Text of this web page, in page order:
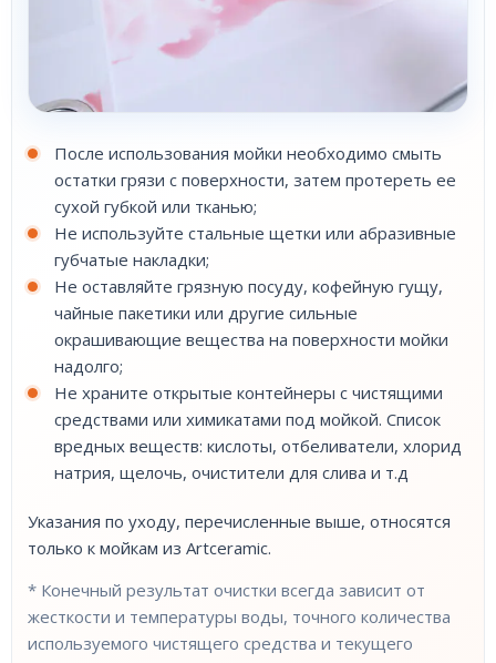
После использования мойки необходимо смыть
остатки грязи с поверхности, затем протереть ее
сухой губкой или тканью;
Не используйте стальные щетки или абразивные
губчатые накладки;
Не оставляйте грязную посуду, кофейную гущу,
чайные пакетики или другие сильные
окрашивающие вещества на поверхности мойки
надолго;
Не храните открытые контейнеры с чистящими
средствами или химикатами под мойкой. Список
вредных веществ: кислоты, отбеливатели, хлорид
натрия, щелочь, очистители для слива и т.д
Указания по уходу, перечисленные выше, относятся
только к мойкам из Artceramic.
* Конечный результат очистки всегда зависит от
жесткости и температуры воды, точного количества
используемого чистящего средства и текущего